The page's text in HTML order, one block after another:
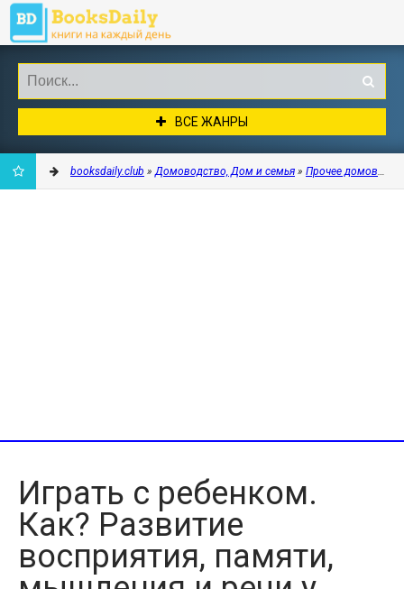
ВСЕ ЖАНРЫ
booksdaily.club »Домоводство, Дом и семья » Прочее
Играть с ребенком.
Как? Развитие
восприятия, памяти,